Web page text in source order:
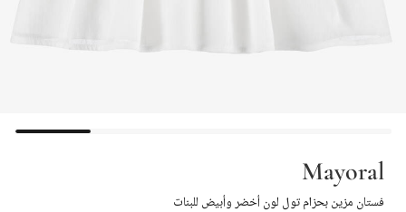
Mayoral
فستان مزين بحزام تول لون أخضر وأبيض للبنات